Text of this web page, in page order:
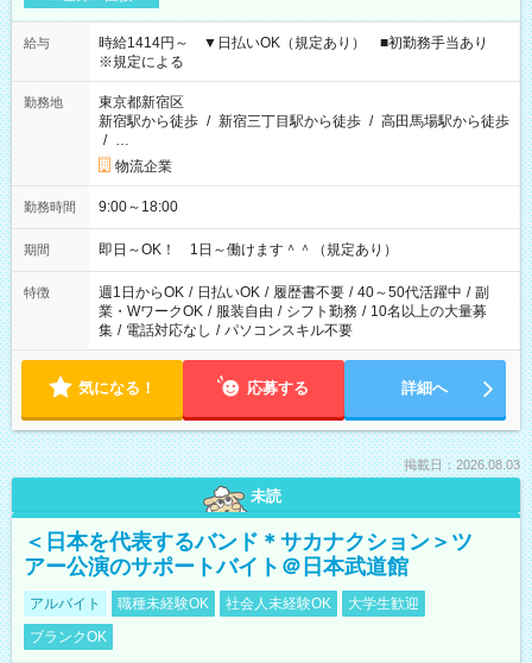
給与
時給1414円～ ▼日払いOK（規定あり） ■初勤務手当あり
※規定による
勤務地
東京都新宿区
新宿駅から徒歩 / 新宿三丁目駅から徒歩 / 高田馬場駅から徒歩
/ …
物流企業
勤務時間 9:00～18:00
期間 即日～OK！ 1日～働けます＾＾（規定あり）
特徴 週1日からOK / 日払いOK / 履歴書不要 / 40～50代活躍中 / 副
業・WワークOK / 服装自由 / シフト勤務 / 10名以上の大量募
集 / 電話対応なし / パソコンスキル不要
気になる！ 応募する 詳細へ
掲載日：2026.08.03
未読
＜日本を代表するバンド＊サカナクション＞ツ
アー公演のサポートバイト＠日本武道館
アルバイト 職種未経験OK 社会人未経験OK
大学生歓迎
ブランクOK